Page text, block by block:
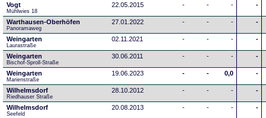
Vogt
Mühlwies 18
22.05.2015 - - - -
Warthausen-Oberhöfen
Panoramaweg
27.01.2022 - - - -
Weingarten
Laurastraße
02.11.2021 - - - -
Weingarten
Bischof-Sproll-Straße
30.06.2011 - - - -
Weingarten
Marienstraße
19.06.2023 - - 0,0 -
Wilhelmsdorf
Riedhauser Straße
28.10.2012 - - - -
Wilhelmsdorf
Seefeld
20.08.2013 - - - -